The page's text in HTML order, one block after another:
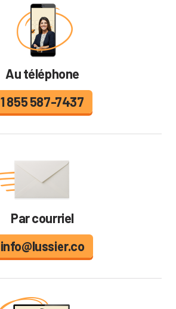
Au téléphone
1 855 587-7437
Par courriel
info@lussier.co